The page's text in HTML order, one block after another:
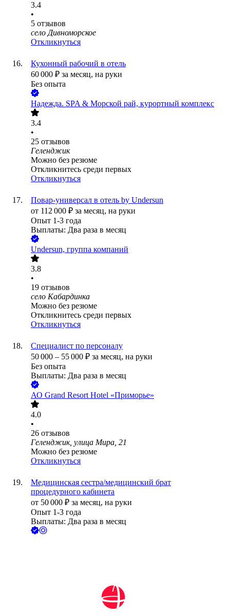
3.4
•
5 отзывов
село Дивноморское
Откликнуться
Кухонный рабочий в отель
60 000 ₽ за месяц, на руки
Без опыта
Надежда. SPA & Морской рай, курортный комплекс
3.4
•
25 отзывов
Геленджик
Можно без резюме
Откликнитесь среди первых
Откликнуться
Повар-универсал в отель by Undersun
от 112 000 ₽ за месяц, на руки
Опыт 1-3 года
Выплаты: Два раза в месяц
Undersun, группа компаний
3.8
•
19 отзывов
село Кабардинка
Можно без резюме
Откликнитесь среди первых
Откликнуться
Специалист по персоналу
50 000 – 55 000 ₽ за месяц, на руки
Без опыта
Выплаты: Два раза в месяц
АО Grand Resort Hotel «Приморье»
4.0
•
26 отзывов
Геленджик, улица Мира, 21
Можно без резюме
Откликнуться
Медицинская сестра/медицинский брат
процедурного кабинета
от 50 000 ₽ за месяц, на руки
Опыт 1-3 года
Выплаты: Два раза в месяц